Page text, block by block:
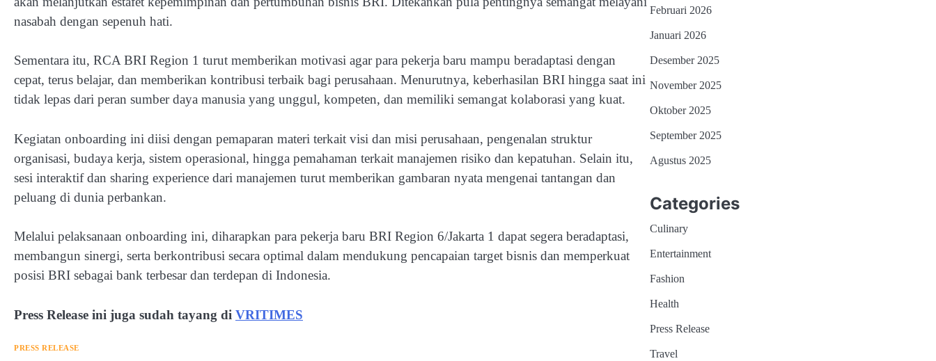
nasabah dengan sepenuh hati.
Sementara itu, RCA BRI Region 1 turut memberikan motivasi agar para pekerja baru mampu beradaptasi dengan
cepat, terus belajar, dan memberikan kontribusi terbaik bagi perusahaan. Menurutnya, keberhasilan BRI hingga saat ini
tidak lepas dari peran sumber daya manusia yang unggul, kompeten, dan memiliki semangat kolaborasi yang kuat.
Kegiatan onboarding ini diisi dengan pemaparan materi terkait visi dan misi perusahaan, pengenalan struktur
organisasi, budaya kerja, sistem operasional, hingga pemahaman terkait manajemen risiko dan kepatuhan. Selain itu,
sesi interaktif dan sharing experience dari manajemen turut memberikan gambaran nyata mengenai tantangan dan
peluang di dunia perbankan.
Melalui pelaksanaan onboarding ini, diharapkan para pekerja baru BRI Region 6/Jakarta 1 dapat segera beradaptasi,
membangun sinergi, serta berkontribusi secara optimal dalam mendukung pencapaian target bisnis dan memperkuat
posisi BRI sebagai bank terbesar dan terdepan di Indonesia.
Press Release ini juga sudah tayang di VRITIMES
PRESS RELEASE
Februari 2026
Januari 2026
Desember 2025
November 2025
Oktober 2025
September 2025
Agustus 2025
Categories
Culinary
Entertainment
Fashion
Health
Press Release
Travel